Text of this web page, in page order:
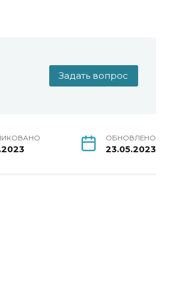
Задать вопрос
ОБНОВЛЕНО
23.05.2023